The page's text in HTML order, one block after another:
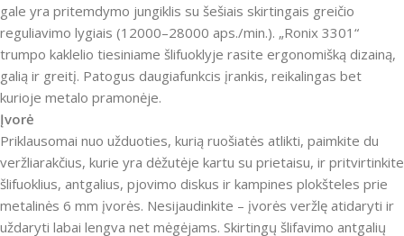
gale yra pritemdymo jungiklis su šešiais skirtingais greičio
reguliavimo lygiais (12000–28000 aps./min.). „Ronix 3301“
trumpo kaklelio tiesiniame šlifuoklyje rasite ergonomišką dizainą,
galią ir greitį. Patogus daugiafunkcis įrankis, reikalingas bet
kurioje metalo pramonėje.
Įvorė
Priklausomai nuo užduoties, kurią ruošiatės atlikti, paimkite du
veržliarakčius, kurie yra dėžutėje kartu su prietaisu, ir pritvirtinkite
šlifuoklius, antgalius, pjovimo diskus ir kampines plokšteles prie
metalinės 6 mm įvorės. Nesijaudinkite – įvorės veržlę atidaryti ir
uždaryti labai lengva net mėgėjams. Skirtingų šlifavimo antgalių